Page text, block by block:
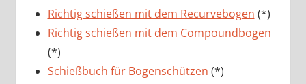
Richtig schießen mit dem Recurvebogen (*)
Richtig schießen mit dem Compoundbogen
(*)
Schießbuch für Bogenschützen (*)